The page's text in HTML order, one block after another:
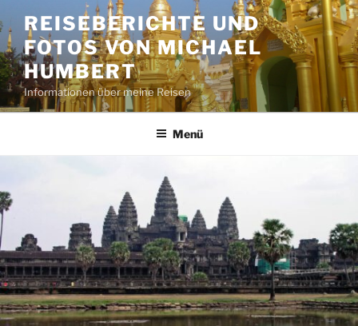
Inhalt
springen
REISEBERICHTE UND
FOTOS VON MICHAEL
HUMBERT
Informationen über meine Reisen
Menü